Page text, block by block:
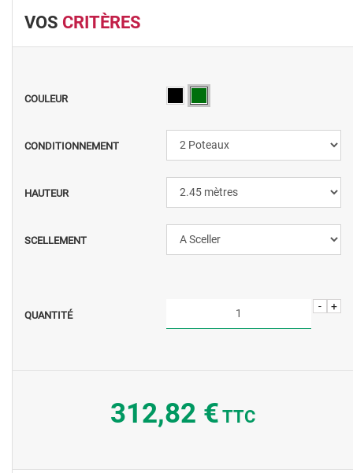
VOS CRITÈRES
COULEUR
CONDITIONNEMENT
HAUTEUR
SCELLEMENT
QUANTITÉ
+
-
312,82 € TTC